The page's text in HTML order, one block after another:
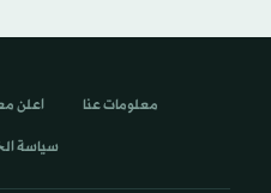
معلومات عنا اعلن
سياسة